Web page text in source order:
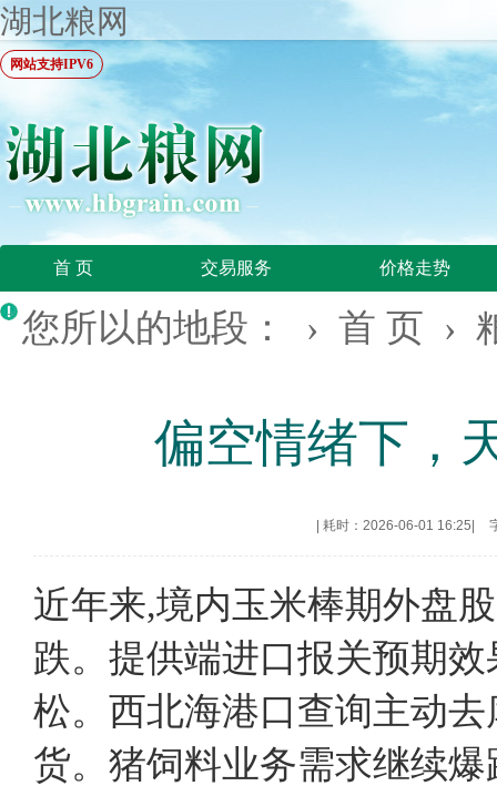
湖北粮网
网站支持IPV6
首 页 交易服务 价格走势
您所以的地段： › 首 页 ›
偏空情绪下，
耗时：2026-06-01 16:25
近年来,境内玉米棒期外盘
跌。提供端进口报关预期
松。西北海港口查询主动
货。猪饲料业务需求继续